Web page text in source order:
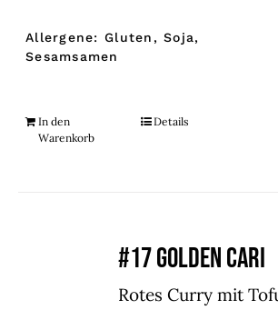
Allergene: Gluten, Soja,
Sesamsamen
In den
Warenkorb
Details
#17 GOLDEN CARI
Rotes Curry mit